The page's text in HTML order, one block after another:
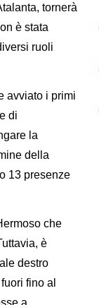
tornerà
è stata
ruoli
avviato i primi
di
la
della
13 presenze
che
è
destro
fino al
a